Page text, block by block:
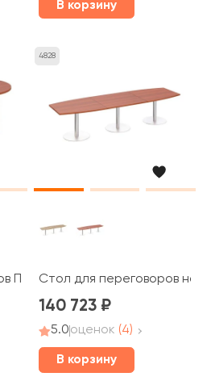
В корзину
ПТ 153 Patriot
4828
Стол для переговоров на
140 723
5.0оценок (4)
В корзину